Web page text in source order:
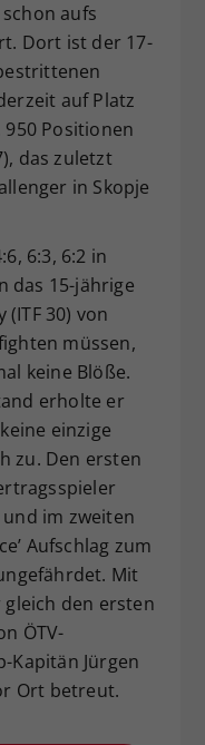
aufs
Dort ist der 17-
auf Platz
Positionen
das zuletzt
in Skopje
6:3, 6:2 in
das 15-jährige
(ITF 30) von
müssen,
keine Blöße.
erholte er
einzige
zu. Den ersten
und im zweiten
Aufschlag zum
Mit
den ersten
ÖTV-
Kapitän Jürgen
Ort betreut.